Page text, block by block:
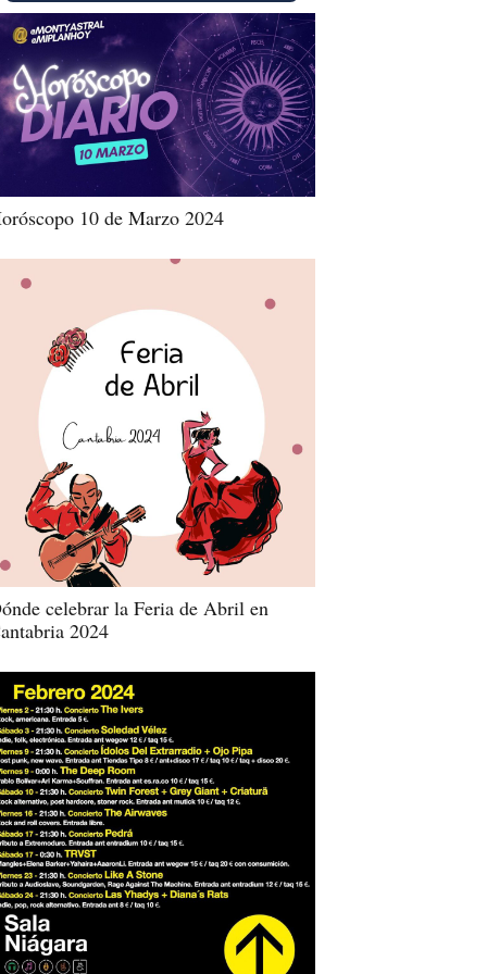
10 de Marzo 2024
celebrar la Feria de Abril en
2024